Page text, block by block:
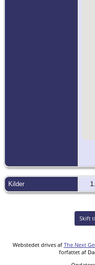
Kilder
Skift
Webstedet drives af The Next
forfattet af